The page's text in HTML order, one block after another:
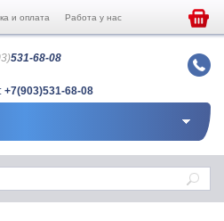
и оплата Работа у нас
531-68-08
+7(903)531-68-08